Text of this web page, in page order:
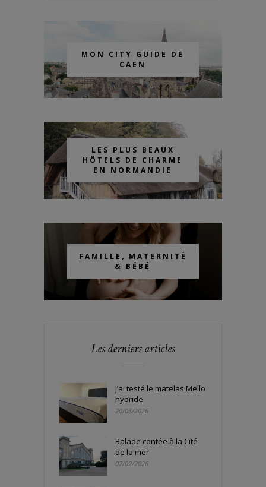
MON CITY GUIDE DE
CAEN
LES PLUS BEAUX
HÔTELS DE CHARME
EN NORMANDIE
FAMILLE, MATERNITÉ
& BÉBÉ
Les derniers articles
J’ai testé le matelas Mello
hybride
20/03/2026
Balade contée à la Cité
de la mer
07/02/2026